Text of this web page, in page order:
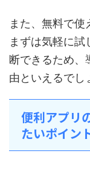
また、無料で使
まずは気軽に試
断できるため、
由といえるでし
便利アプリ
たいポイン